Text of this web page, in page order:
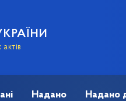
Надано Надано